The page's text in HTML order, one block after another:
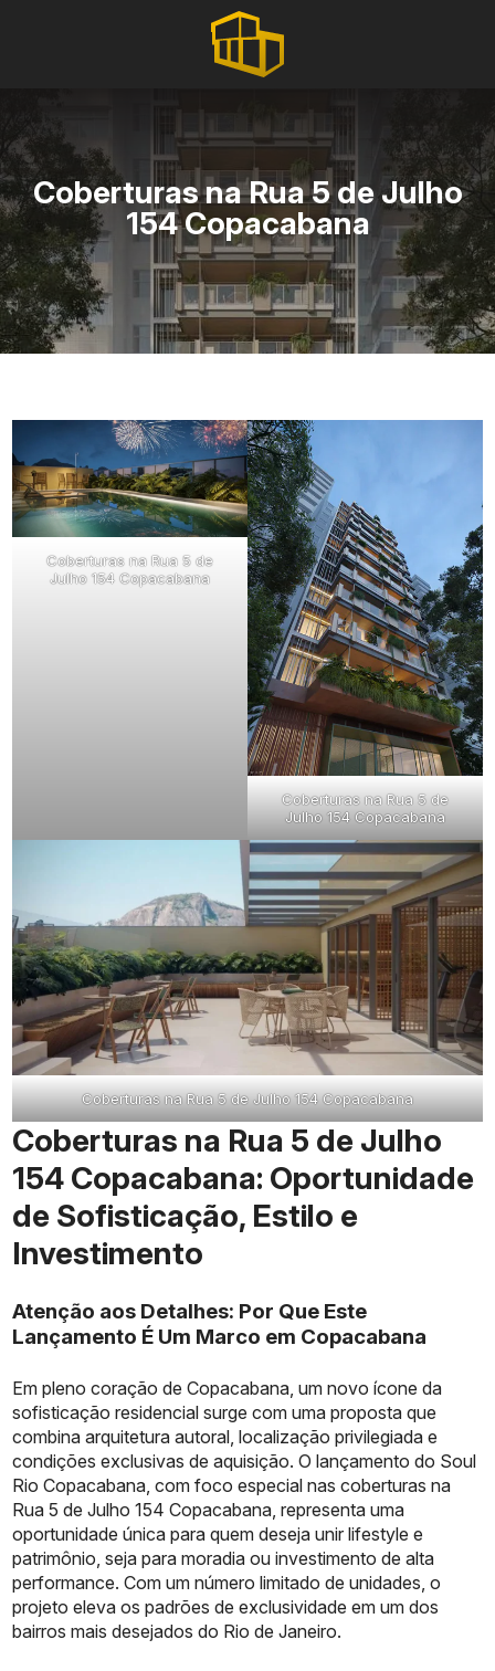
Coberturas na Rua 5 de Julho
154 Copacabana
Coberturas na Rua 5 de
Julho 154 Copacabana
Coberturas na Rua 5 de
Julho 154 Copacabana
Coberturas na Rua 5 de Julho 154 Copacabana
Coberturas na Rua 5 de Julho
154 Copacabana: Oportunidade
de Sofisticação, Estilo e
Investimento
Atenção aos Detalhes: Por Que Este
Lançamento É Um Marco em Copacabana
Em pleno coração de Copacabana, um novo ícone da
sofisticação residencial surge com uma proposta que
combina arquitetura autoral, localização privilegiada e
condições exclusivas de aquisição. O lançamento do Soul
Rio Copacabana, com foco especial nas coberturas na
Rua 5 de Julho 154 Copacabana, representa uma
oportunidade única para quem deseja unir lifestyle e
patrimônio, seja para moradia ou investimento de alta
performance. Com um número limitado de unidades, o
projeto eleva os padrões de exclusividade em um dos
bairros mais desejados do Rio de Janeiro.